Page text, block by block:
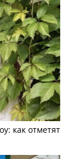
как отметят